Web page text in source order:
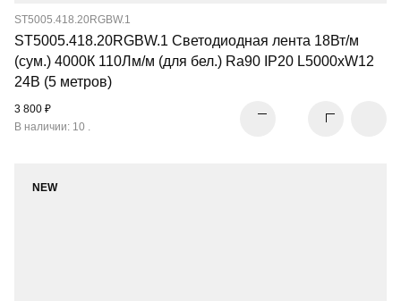
ST5005.418.20RGBW.1
ST5005.418.20RGBW.1 Светодиодная лента 18Вт/м
(сум.) 4000К 110Лм/м (для бел.) Ra90 IP20 L5000xW12
24В (5 метров)
3 800 ₽
В наличии: 10 .
NEW